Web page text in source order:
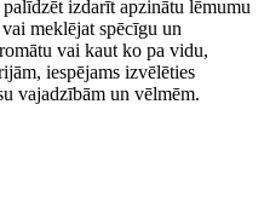
izdarīt apzinātu lēmumu
meklējat spēcīgu un
vai kaut ko pa vidu,
iespējams izvēlēties
vajadzībām un vēlmēm.